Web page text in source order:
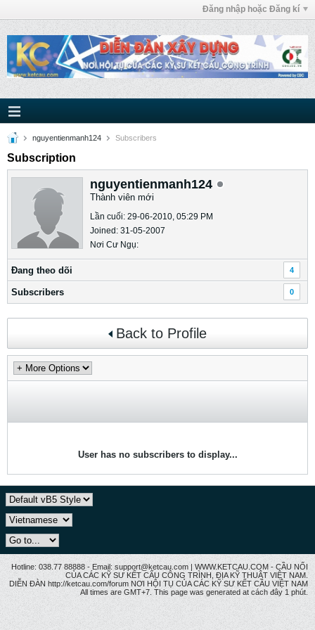
Đăng nhập hoặc Đăng kí
nguyentienmanh124 Subscribers
Subscription
nguyentienmanh124
Thành viên mới
Lần cuối: 29-06-2010, 05:29 PM
Joined: 31-05-2007
Nơi Cư Ngụ:
Ðang theo dõi 4
Subscribers 0
Back to Profile
User has no subscribers to display...
Hotline: 038.77 88888 - Email: support@ketcau.com | WWW.KETCAU.COM - CẦU NỐI
CỦA CÁC KỸ SƯ KẾT CẤU CÔNG TRÌNH, ĐỊA KỸ THUẬT VIỆT NAM.
DIỄN ĐÀN http://ketcau.com/forum NƠI HỘI TỤ CỦA CÁC KỸ SƯ KẾT CÂU VIỆT NAM
All times are GMT+7. This page was generated at cách đây 1 phút.